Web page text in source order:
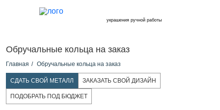
украшения ручной работы
Обручальные кольца на заказ
Главная Обручальные кольца на заказ
СДАТЬ СВОЙ МЕТАЛЛ ЗАКАЗАТЬ СВОЙ ДИЗАЙН
ПОДОБРАТЬ ПОД БЮДЖЕТ